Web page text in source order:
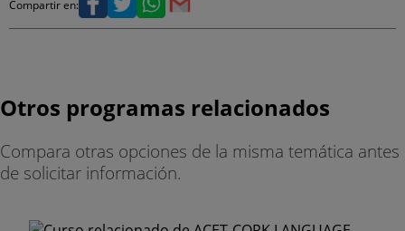
. Materiales
. Tasa de matrícula
. Búsqueda de alojamiento
Compartir en:
Otros programas relacionados
Compara otras opciones de la misma temática antes
de solicitar información.